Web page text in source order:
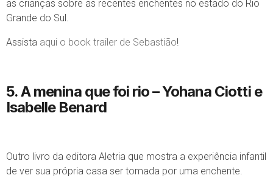
as crianças sobre as recentes enchentes no estado do Rio
Grande do Sul.
Assista aqui o book trailer de Sebastião!
5. A menina que foi rio– Yohana Ciotti e
Isabelle Benard
Outro livro da editora Aletria que mostra a experiência infantil
de ver sua própria casa ser tomada por uma enchente.